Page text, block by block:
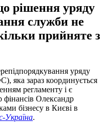
рішення уряду
служби не
прийняте з
уряду
яка зараз координується
регламенту і є
фінансів Олександр
бізнесу в Києві в
Україна.